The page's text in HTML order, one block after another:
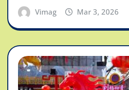
Vimag Mar 3, 2026